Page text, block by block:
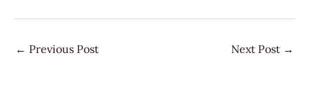
← Previous Post Next Post →